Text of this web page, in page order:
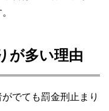
が多い理由
でても罰金刑止まり